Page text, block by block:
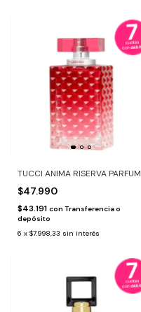
TUCCI ANIMA RISERVA PARFUM
$47.990
$43.191 con Transferencia o
depósito
6 x $7.998,33 sin interés